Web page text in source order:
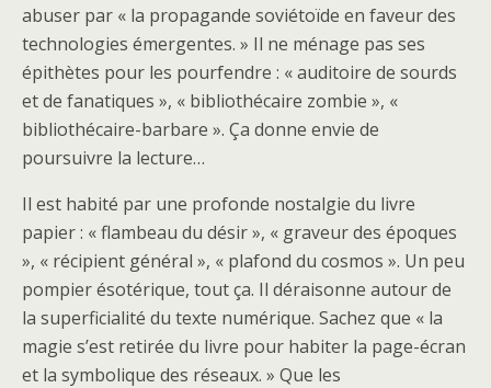
abuser par « la propagande soviétoïde en faveur des
technologies émergentes. » Il ne ménage pas ses
épithètes pour les pourfendre : « auditoire de sourds
et de fanatiques », « bibliothécaire zombie », «
bibliothécaire-barbare ». Ça donne envie de
poursuivre la lecture…
Il est habité par une profonde nostalgie du livre
papier : « flambeau du désir », « graveur des époques
», « récipient général », « plafond du cosmos ». Un peu
pompier ésotérique, tout ça. Il déraisonne autour de
la superficialité du texte numérique. Sachez que « la
magie s’est retirée du livre pour habiter la page-écran
et la symbolique des réseaux. » Que les